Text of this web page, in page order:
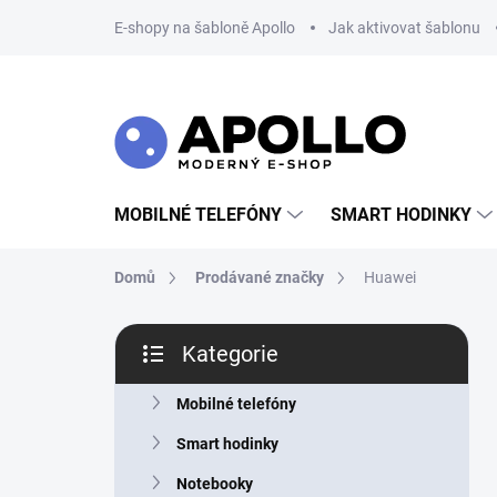
E-shopy na šabloně Apollo Jak aktivovat šablonu
MOBILNÉ TELEFÓNY SMART HODINKY
Domů Prodávané značky Huawei
P
s
kategorie
Kategorie
Mobilné telefóny
Smart hodinky
Notebooky